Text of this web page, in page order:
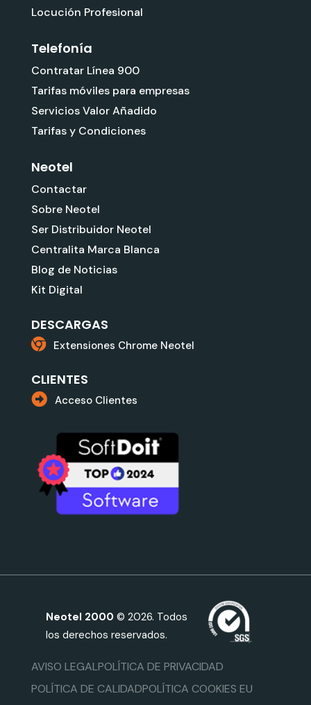
Locución Profesional
Telefonía
Contratar Línea 900
Tarifas móviles para empresas
Servicios Valor Añadido
Tarifas y Condiciones
Neotel
Contactar
Sobre Neotel
Ser Distribuidor Neotel
Centralita Marca Blanca
Blog de Noticias
Kit Digital
DESCARGAS
Extensiones Chrome Neotel
CLIENTES
Acceso Clientes
Neotel 2000 © 2026. Todos
los derechos reservados.
AVISO LEGALPOLÍTICA DE PRIVACIDAD
POLÍTICA DE CALIDADPOLÍTICA COOKIES EU